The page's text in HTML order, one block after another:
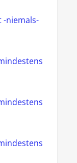
-niemals-